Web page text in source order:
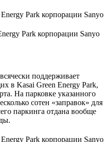
Park корпорации Sanyo
поддерживает
в Kasai Green Energy Park,
На парковке указанного
сотен «заправок» для
паркинга отдана вообще